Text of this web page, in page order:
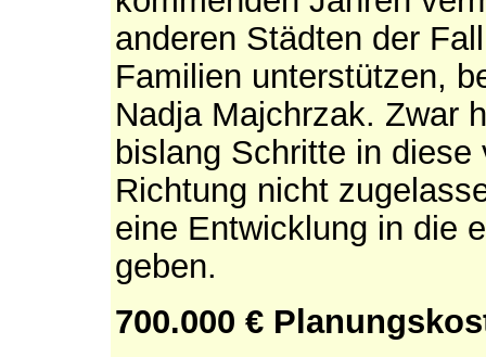
anderen Städten der
Familien unterstützen,
Nadja Majchrzak. Zwar
bislang Schritte in
Richtung nicht
eine Entwicklung in die
geben.
700.000 €